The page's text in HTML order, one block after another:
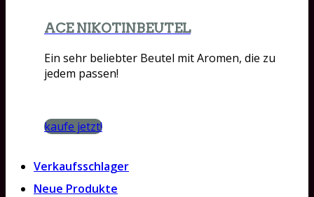
ACE NIKOTINBEUTEL
Ein sehr beliebter Beutel mit Aromen, die zu
jedem passen!
kaufe jetzt!
Verkaufsschlager
Neue Produkte